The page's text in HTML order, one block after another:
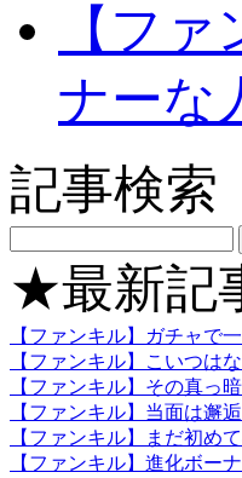
【フ
ナーな
記事検索
★最新記
【ファンキル】ガチャで
【ファンキル】こいつは
【ファンキル】その真っ
【ファンキル】当面は邂
【ファンキル】まだ初め
【ファンキル】進化ボー